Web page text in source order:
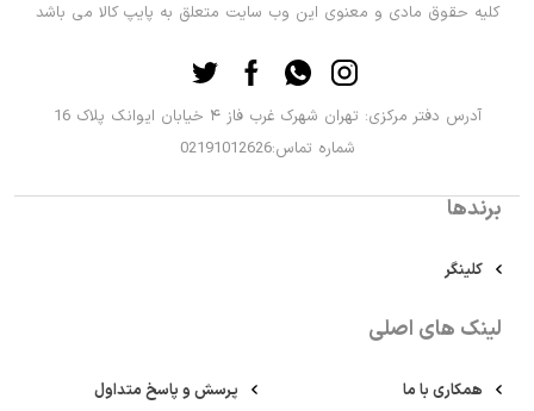
کلیه حقوق مادی و معنوی این وب سایت متعلق به پایپ کالا می باشد
آدرس دفتر مرکزی: تهران شهرک غرب فاز ۴ خیابان ایوانک پلاک 16
شماره تماس:02191012626
برندها
کلینگر
لینک های اصلی
همکاری با ما پرسش و پاسخ متداول